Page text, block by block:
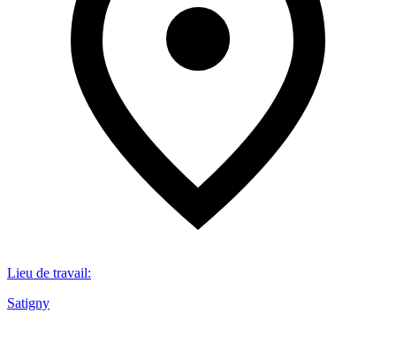
Lieu de travail:
Satigny